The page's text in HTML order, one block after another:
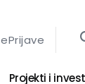
ePrijave
Projekti i